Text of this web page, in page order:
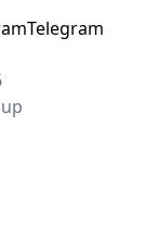
Telegram